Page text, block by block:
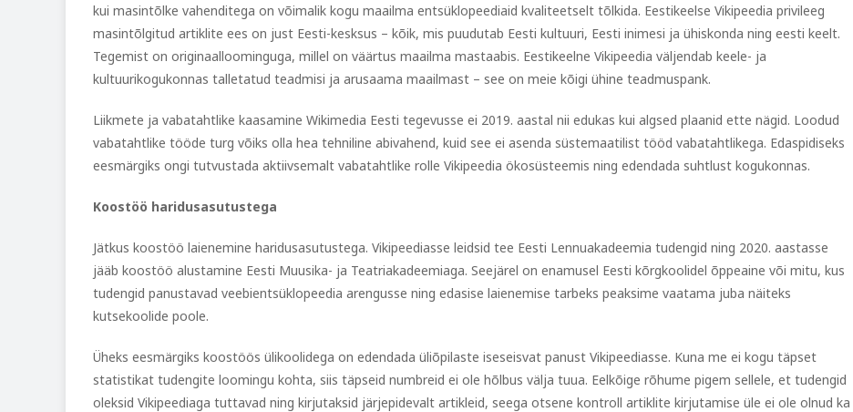
kui masintõlke vahenditega on võimalik kogu maailma entsüklopeediaid kvaliteetselt tõlkida. Eestikeelse Vikipeedia privileeg
masintõlgitud artiklite ees on just Eesti-kesksus – kõik, mis puudutab Eesti kultuuri, Eesti inimesi ja ühiskonda ning eesti keelt.
Tegemist on originaalloominguga, millel on väärtus maailma mastaabis. Eestikeelne Vikipeedia väljendab keele- ja
kultuurikogukonnas talletatud teadmisi ja arusaama maailmast – see on meie kõigi ühine teadmuspank.
Liikmete ja vabatahtlike kaasamine Wikimedia Eesti tegevusse ei 2019. aastal nii edukas kui algsed plaanid ette nägid. Loodud
vabatahtlike tööde turg võiks olla hea tehniline abivahend, kuid see ei asenda süstemaatilist tööd vabatahtlikega. Edaspidiseks
eesmärgiks ongi tutvustada aktiivsemalt vabatahtlike rolle Vikipeedia ökosüsteemis ning edendada suhtlust kogukonnas.
Koostöö haridusasutustega
Jätkus koostöö laienemine haridusasutustega. Vikipeediasse leidsid tee Eesti Lennuakadeemia tudengid ning 2020. aastasse
jääb koostöö alustamine Eesti Muusika- ja Teatriakadeemiaga. Seejärel on enamusel Eesti kõrgkoolidel õppeaine või mitu, kus
tudengid panustavad veebientsüklopeedia arengusse ning edasise laienemise tarbeks peaksime vaatama juba näiteks
kutsekoolide poole.
Üheks eesmärgiks koostöös ülikoolidega on edendada üliõpilaste iseseisvat panust Vikipeediasse. Kuna me ei kogu täpset
statistikat tudengite loomingu kohta, siis täpseid numbreid ei ole hõlbus välja tuua. Eelkõige rõhume pigem sellele, et tudengid
oleksid Vikipeediaga tuttavad ning kirjutaksid järjepidevalt artikleid, seega otsene kontroll artiklite kirjutamise üle ei ole olnud ka